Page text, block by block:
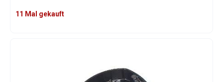
11 Mal gekauft